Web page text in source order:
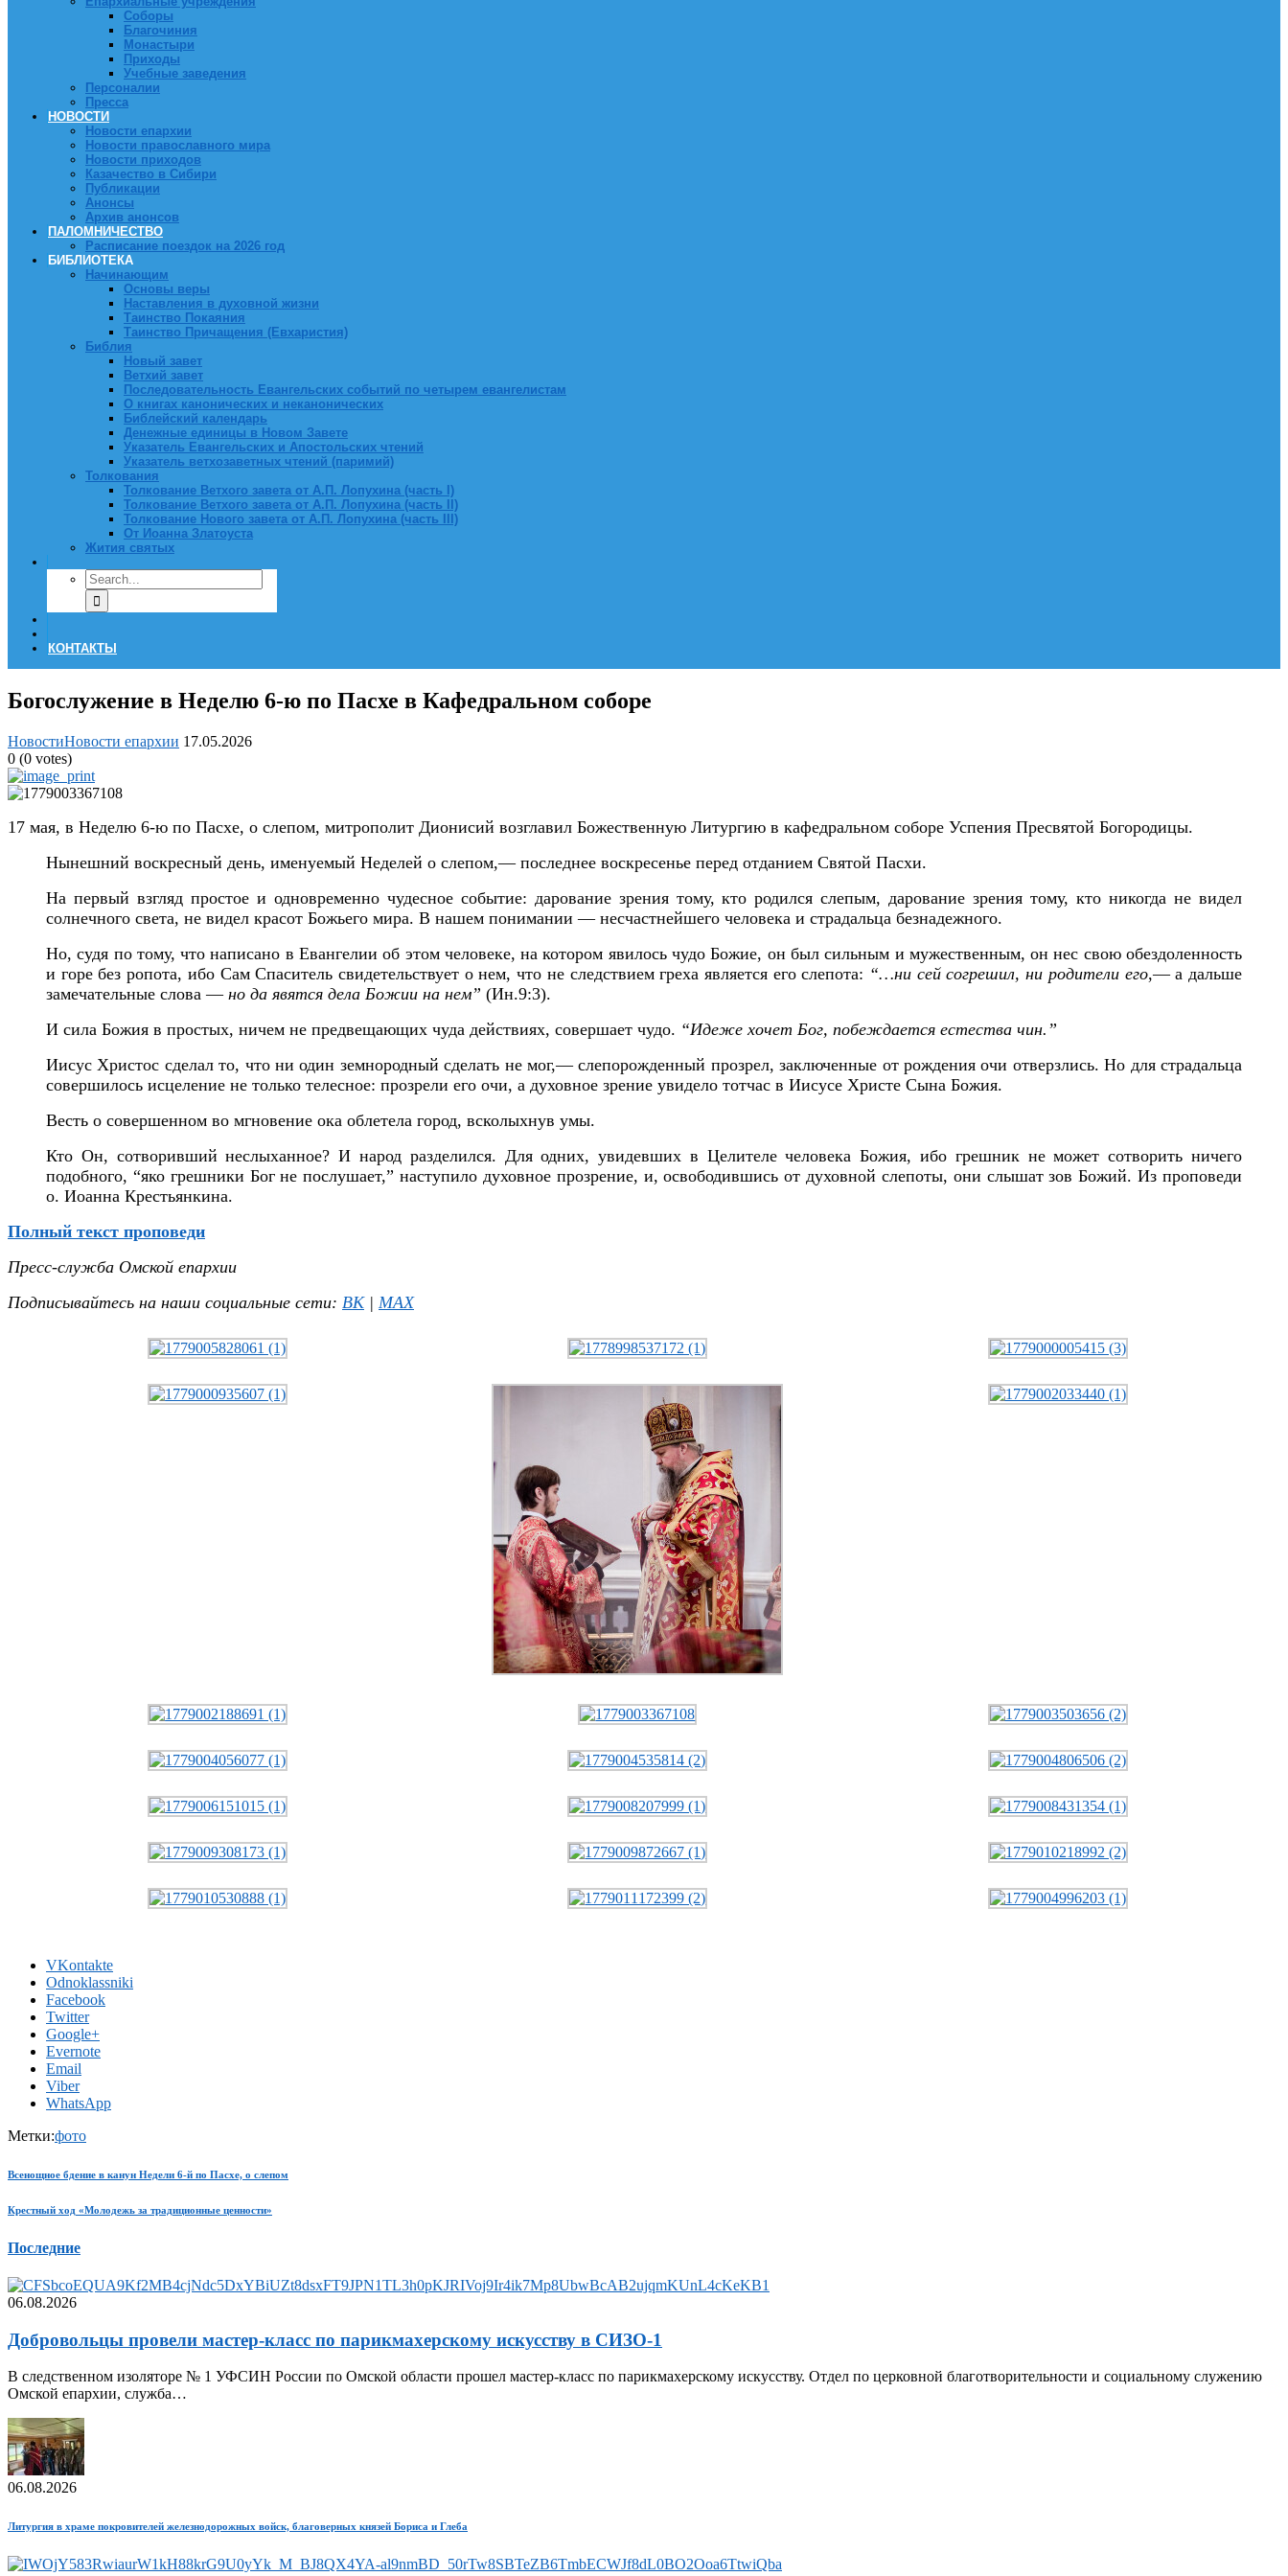
Соборы
Благочиния
Монастыри
Приходы
Учебные заведения
Персоналии
Пресса
НОВОСТИ
Новости епархии
Новости православного мира
Новости приходов
Казачество в Сибири
Публикации
Анонсы
Архив анонсов
ПАЛОМНИЧЕСТВО
Расписание поездок на 2026 год
БИБЛИОТЕКА
Начинающим
Основы веры
Наставления в духовной жизни
Таинство Покаяния
Таинство Причащения (Евхаристия)
Библия
Новый завет
Ветхий завет
Последовательность Евангельских событий по четырем евангелистам
О книгах канонических и неканонических
Библейский календарь
Денежные единицы в Новом Завете
Указатель Евангельских и Апостольских чтений
Указатель ветхозаветных чтений (паримий)
Толкования
Толкование Ветхого завета от А.П. Лопухина (часть I)
Толкование Ветхого завета от А.П. Лопухина (часть II)
Толкование Нового завета от А.П. Лопухина (часть III)
От Иоанна Златоуста
Жития святых
КОНТАКТЫ
Богослужение в Неделю 6-ю по Пасхе в Кафедральном соборе
НовостиНовости епархии 17.05.2026
0 (0 votes)
17 мая, в Неделю 6-ю по Пасхе, о слепом, митрополит Дионисий возглавил Божественную Литургию в кафедральном соборе Успения Пресвятой Богородицы.
Нынешний воскресный день, именуемый Неделей о слепом,— последнее воскресенье перед отданием Святой Пасхи.
На первый взгляд простое и одновременно чудесное событие: дарование зрения тому, кто родился слепым, дарование зрения тому, кто никогда не видел
солнечного света, не видел красот Божьего мира. В нашем понимании — несчастнейшего человека и страдальца безнадежного.
Но, судя по тому, что написано в Евангелии об этом человеке, на котором явилось чудо Божие, он был сильным и мужественным, он нес свою обездоленность
и горе без ропота, ибо Сам Спаситель свидетельствует о нем, что не следствием греха является его слепота: “…ни сей согрешил, ни родители его,— а дальше
замечательные слова — но да явятся дела Божии на нем” (Ин.9:3).
И сила Божия в простых, ничем не предвещающих чуда действиях, совершает чудо. “Идеже хочет Бог, побеждается естества чин.”
Иисус Христос сделал то, что ни один земнородный сделать не мог,— слепорожденный прозрел, заключенные от рождения очи отверзлись. Но для страдальца
совершилось исцеление не только телесное: прозрели его очи, а духовное зрение увидело тотчас в Иисусе Христе Сына Божия.
Весть о совершенном во мгновение ока облетела город, всколыхнув умы.
Кто Он, сотворивший неслыханное? И народ разделился. Для одних, увидевших в Целителе человека Божия, ибо грешник не может сотворить ничего
подобного, “яко грешники Бог не послушает,” наступило духовное прозрение, и, освободившись от духовной слепоты, они слышат зов Божий. Из проповеди
о. Иоанна Крестьянкина.
Полный текст проповеди
Пресс-служба Омской епархии
Подписывайтесь на наши социальные сети: ВК| MAX
VKontakte
Odnoklassniki
Facebook
Twitter
Google+
Evernote
Email
Viber
WhatsApp
Метки:фото
Всенощное бдение в канун Недели 6-й по Пасхе, о слепом
Крестный ход «Молодежь за традиционные ценности»
Последние
06.08.2026
Добровольцы провели мастер-класс по парикмахерскому искусству в СИЗО-1
В следственном изоляторе № 1 УФСИН России по Омской области прошел мастер-класс по парикмахерскому искусству. Отдел по церковной благотворительности и социальному служению
Омской епархии, служба…
06.08.2026
Литургия в храме покровителей железнодорожных войск, благоверных князей Бориса и Глеба